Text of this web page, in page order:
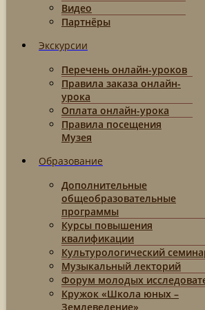
Видео
Партнёры
Экскурсии
Перечень онлайн-уроков
Правила заказа онлайн-
урока
Оплата онлайн-урока
Правила посещения
Музея
Образование
Дополнительные
общеобразовательные
программы
Курсы повышения
квалификации
Культурологический
Музыкальный лекторий
Форум молодых
Кружок «Школа юных –
Землеведение»